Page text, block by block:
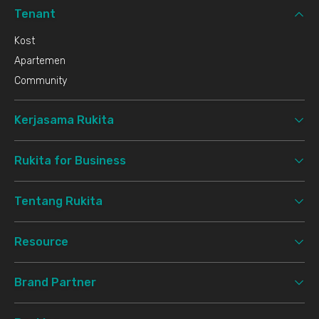
Tenant
Kost
Apartemen
Community
Kerjasama Rukita
Rukita for Business
Tentang Rukita
Resource
Brand Partner